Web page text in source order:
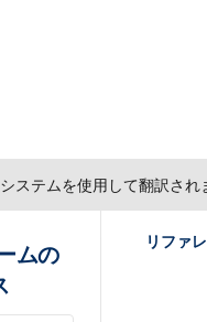
ステムを使用して翻訳され
ムの
リファ